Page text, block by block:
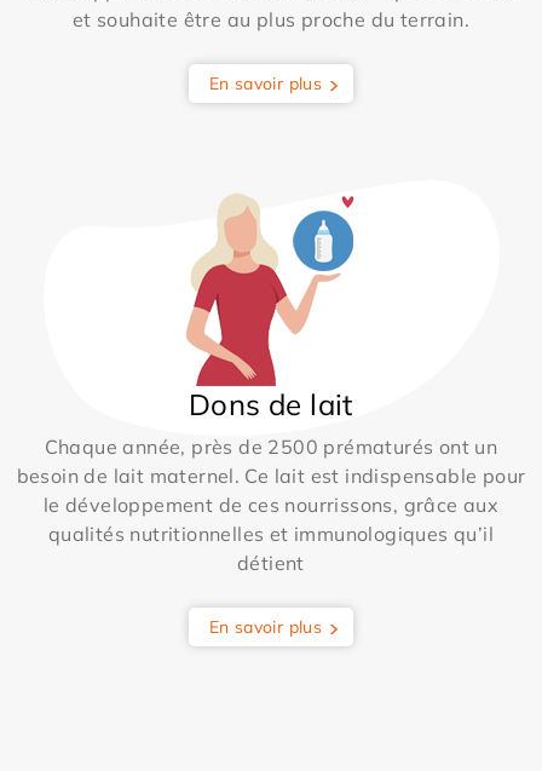
et souhaite être au plus proche du terrain.
En savoir plus
Dons de lait
Chaque année, près de 2500 prématurés ont un
besoin de lait maternel. Ce lait est indispensable pour
le développement de ces nourrissons, grâce aux
qualités nutritionnelles et immunologiques qu’il
détient
En savoir plus